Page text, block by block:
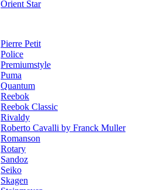
Orient Star
Pierre Petit
Police
Premiumstyle
Puma
Quantum
Reebok
Reebok Classic
Rivaldy
Roberto Cavalli by Franck Muller
Romanson
Rotary
Sandoz
Seiko
Skagen